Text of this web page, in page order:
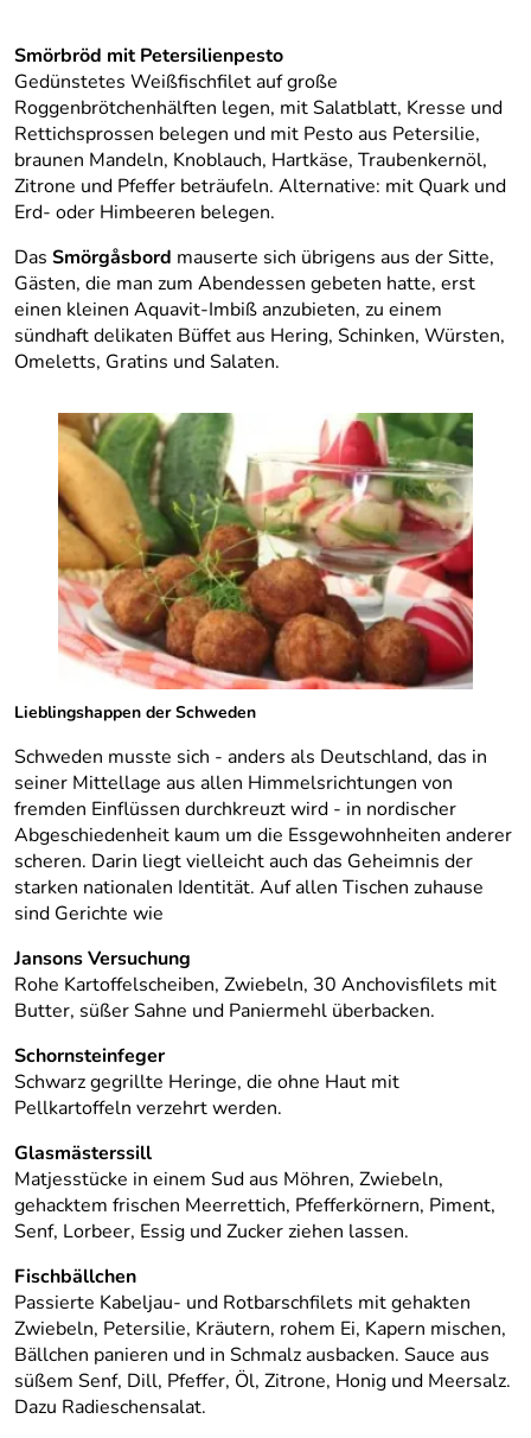
Smörbröd mit Petersilienpesto
Gedünstetes Weißfischfilet auf große
Roggenbrötchenhälften legen, mit Salatblatt, Kresse und
Rettichsprossen belegen und mit Pesto aus Petersilie,
braunen Mandeln, Knoblauch, Hartkäse, Traubenkernöl,
Zitrone und Pfeffer beträufeln. Alternative: mit Quark und
Erd- oder Himbeeren belegen.
Das Smörgåsbord mauserte sich übrigens aus der Sitte,
Gästen, die man zum Abendessen gebeten hatte, erst
einen kleinen Aquavit-Imbiß anzubieten, zu einem
sündhaft delikaten Büffet aus Hering, Schinken, Würsten,
Omeletts, Gratins und Salaten.
Lieblingshappen der Schweden
Schweden musste sich - anders als Deutschland, das in
seiner Mittellage aus allen Himmelsrichtungen von
fremden Einflüssen durchkreuzt wird - in nordischer
Abgeschiedenheit kaum um die Essgewohnheiten anderer
scheren. Darin liegt vielleicht auch das Geheimnis der
starken nationalen Identität. Auf allen Tischen zuhause
sind Gerichte wie
Jansons Versuchung
Rohe Kartoffelscheiben, Zwiebeln, 30 Anchovisfilets mit
Butter, süßer Sahne und Paniermehl überbacken.
Schornsteinfeger
Schwarz gegrillte Heringe, die ohne Haut mit
Pellkartoffeln verzehrt werden.
Glasmästerssill
Matjesstücke in einem Sud aus Möhren, Zwiebeln,
gehacktem frischen Meerrettich, Pfefferkörnern, Piment,
Senf, Lorbeer, Essig und Zucker ziehen lassen.
Fischbällchen
Passierte Kabeljau- und Rotbarschfilets mit gehakten
Zwiebeln, Petersilie, Kräutern, rohem Ei, Kapern mischen,
Bällchen panieren und in Schmalz ausbacken. Sauce aus
süßem Senf, Dill, Pfeffer, Öl, Zitrone, Honig und Meersalz.
Dazu Radieschensalat.